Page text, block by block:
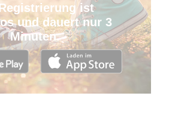
ist
und dauert nur 3
Minuten.